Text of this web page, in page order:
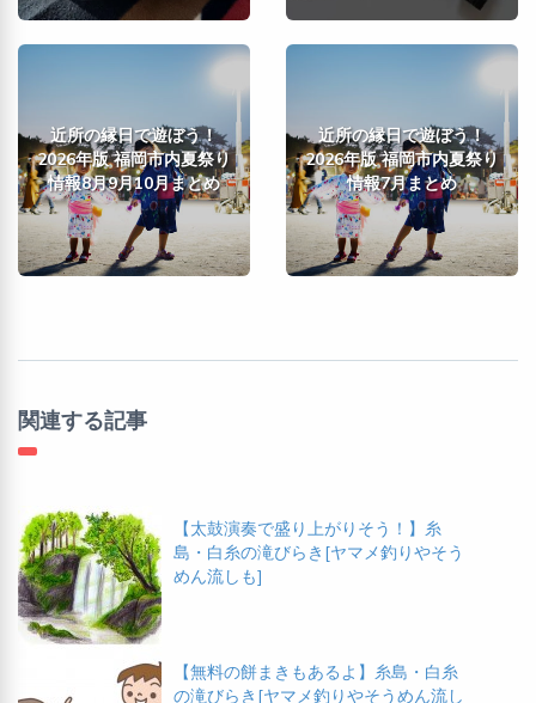
近所の縁日で遊ぼう！
2026年版 福岡市内夏祭り
情報8月9月10月まとめ
近所の縁日で遊ぼう！
2026年版 福岡市内夏祭り
情報7月まとめ
関連する記事
【太鼓演奏で盛り上がりそう！】糸
島・白糸の滝びらき[ヤマメ釣りやそう
めん流しも]
【無料の餅まきもあるよ】糸島・白糸
の滝びらき[ヤマメ釣りやそうめん流し